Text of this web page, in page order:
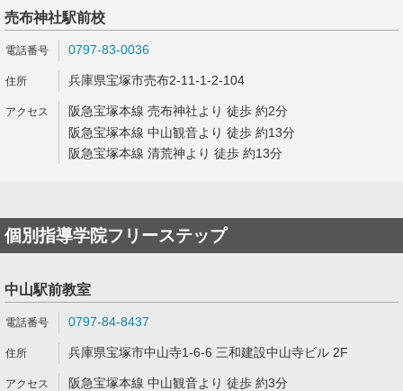
売布神社駅前校
0797-83-0036
兵庫県宝塚市売布2-11-1-2-104
阪急宝塚本線 売布神社より 徒歩 約2分
阪急宝塚本線 中山観音より 徒歩 約13分
阪急宝塚本線 清荒神より 徒歩 約13分
個別指導学院フリーステップ
中山駅前教室
0797-84-8437
兵庫県宝塚市中山寺1-6-6 三和建設中山寺ビル 2F
阪急宝塚本線 中山観音より 徒歩 約3分